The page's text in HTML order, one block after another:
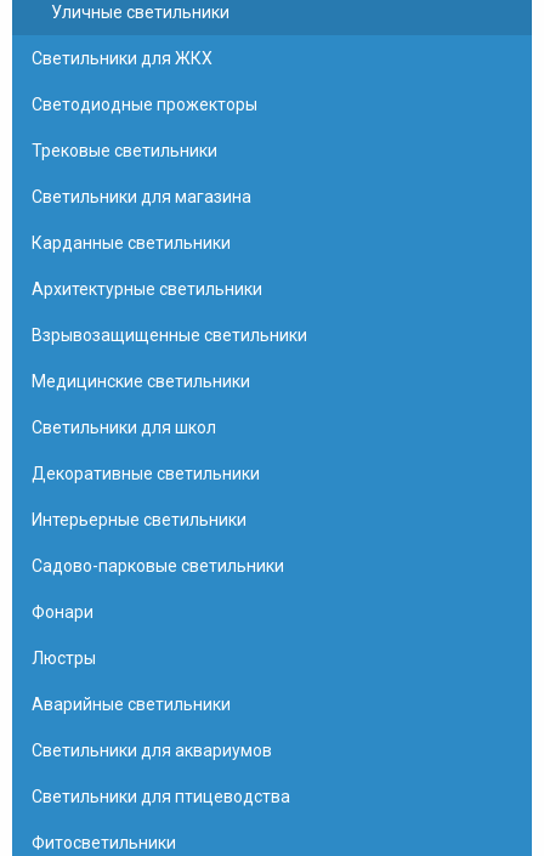
Уличные светильники
Светильники для ЖКХ
Светодиодные прожекторы
Трековые светильники
Светильники для магазина
Карданные светильники
Архитектурные светильники
Взрывозащищенные светильники
Медицинские светильники
Светильники для школ
Декоративные светильники
Интерьерные светильники
Садово-парковые светильники
Фонари
Люстры
Аварийные светильники
Светильники для аквариумов
Светильники для птицеводства
Фитосветильники